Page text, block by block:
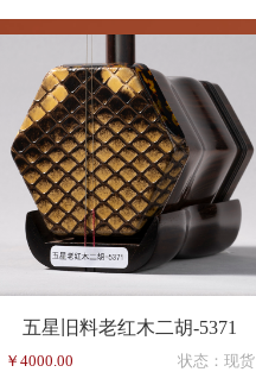
五星旧料老红木二胡-5371
￥4000.00 状态：现货